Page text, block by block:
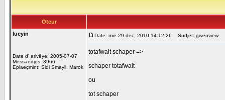
Oteur
lucyin
Date d' arivêye: 2005-07-07
Messaedjes: 3966
Eplaeçmint: Sidi Smayil, Marok
Date: mie 29 dec, 2010 14:12:26 Sudjet: gwenview
totafwait schaper =>
schaper totafwait
ou
tot schaper